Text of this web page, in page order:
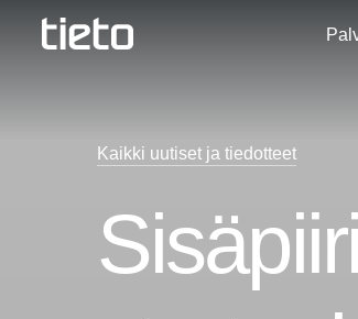
Kaikki uutiset ja tiedotteet